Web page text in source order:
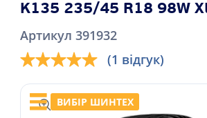
K135 235/45 R18 98W
Артикул 391932
(1 відгук)
ВИБІР ШИНТЕХ